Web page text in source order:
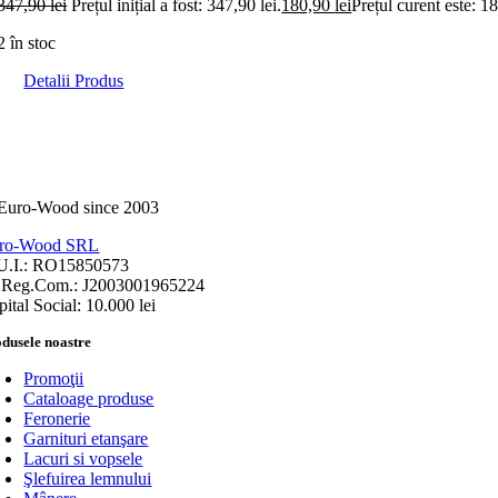
lei Prețul inițial a fost: 347,90 lei.180,90leiPrețul curent este:
în stoc
Detalii Produs
Wood SRL
RO15850573
J2003001965224
Social: 10.000 lei
noastre
Promoţii
Cataloage produse
Feronerie
Garnituri etanşare
Lacuri si vopsele
Şlefuirea lemnului